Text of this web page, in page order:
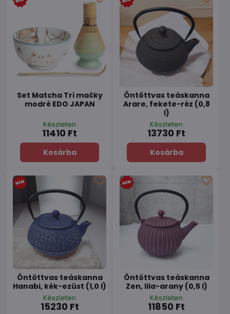
Set Matcha Tri mačky
modré EDO JAPAN
Készleten
11410 Ft
Kosárba
Öntöttvas teáskanna
Arare, fekete-réz (0,8
l)
Készleten
13730 Ft
Kosárba
Öntöttvas teáskanna
Hanabi, kék-ezüst (1,0 l)
Készleten
15230 Ft
Öntöttvas teáskanna
Zen, lila-arany (0,5 l)
Készleten
11850 Ft